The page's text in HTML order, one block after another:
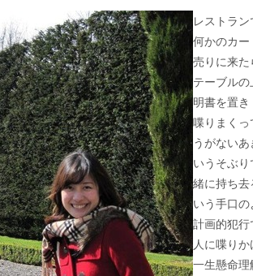
レストラ
何かのカー
売りに来
テーブル
明書を置き
喋りまく
うがない
いうそぶ
緒に持ち去
いう手口
計画的犯
人に喋りか
一生懸命